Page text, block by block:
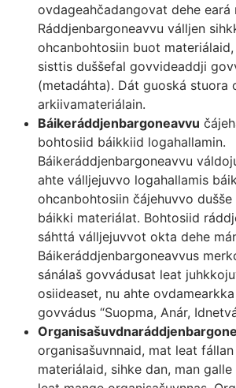
ovdageahčadangovat dehe eará
Ráddjenbargoneavvu válljen
ohcanbohtosiin buot
sisttis duššefal govvideaddji
(metadáhta). Dát guoská stuora
arkiivamateriálain.
Báikeráddjenbargoneavvu
bohtosiid báikkiid logahallamin.
Báikeráddjenbargoneavvu
ahte válljejuvvo logahallamis
ohcanbohtosiin čájehuvvo dušše
báikki materiálat. Bohtosiid
sáhttá válljejuvvot okta dehe
Báikeráddjenbargoneavvus
sánálaš govvádusat leat
osiideaset, nu ahte
govvádus “Suopma, Anár,
organisašuvnnaid, mat leat
materiálaid, sihke dan, man